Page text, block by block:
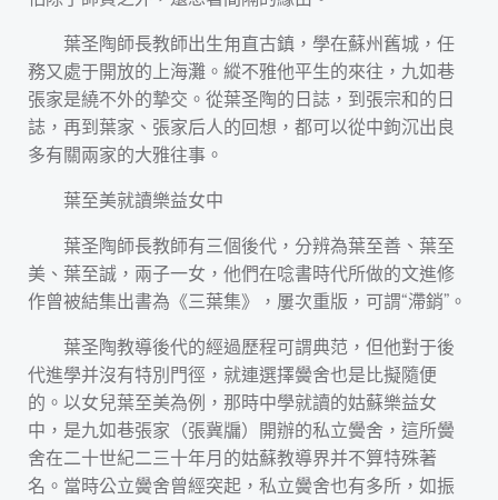
葉圣陶師長教師出生甪直古鎮，學在蘇州舊城，任
務又處于開放的上海灘。縱不雅他平生的來往，九如巷
張家是繞不外的摯交。從葉圣陶的日誌，到張宗和的日
誌，再到葉家、張家后人的回想，都可以從中鉤沉出良
多有關兩家的大雅往事。
葉至美就讀樂益女中
葉圣陶師長教師有三個後代，分辨為葉至善、葉至
美、葉至誠，兩子一女，他們在唸書時代所做的文進修
作曾被結集出書為《三葉集》，屢次重版，可謂“滯銷”。
葉圣陶教導後代的經過歷程可謂典范，但他對于後
代進學并沒有特別門徑，就連選擇黌舍也是比擬隨便
的。以女兒葉至美為例，那時中學就讀的姑蘇樂益女
中，是九如巷張家（張冀牖）開辦的私立黌舍，這所黌
舍在二十世紀二三十年月的姑蘇教導界并不算特殊著
名。當時公立黌舍曾經突起，私立黌舍也有多所，如振